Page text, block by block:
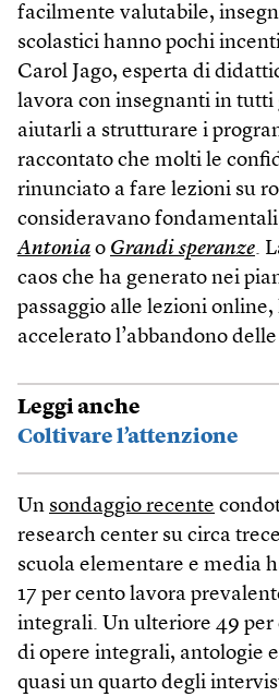
facilmente valutabile,
scolastici hanno pochi
Carol Jago, esperta di
lavora con insegnanti in tutti
aiutarli a strutturare i
raccontato che molti le
rinunciato a fare lezioni su
consideravano
Antonia o Grandi speranze.
caos che ha generato nei
passaggio alle lezioni
accelerato l’abbandono
Leggi anche
Coltivare l’attenzione
Un sondaggio recente
research center su circa
scuola elementare e media
17 per cento lavora
integrali. Un ulteriore 49
di opere integrali, antologie
quasi un quarto degli